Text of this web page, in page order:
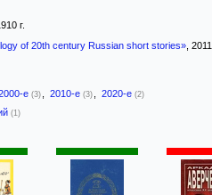
г.
of 20th century Russian short stories», 2011
е (3) 2010-е (3) 2020-е (2)
(1)